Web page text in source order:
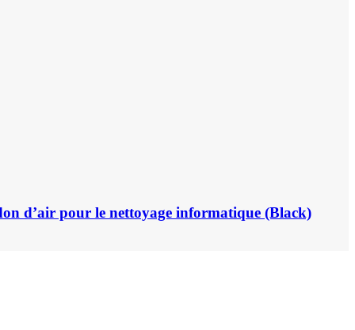
d’air pour le nettoyage informatique (Black)